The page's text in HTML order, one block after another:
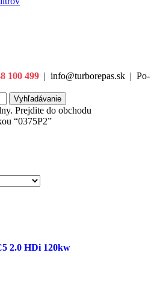
100 499 | info@turborepas.sk | Po-
Vyhľadávanie
Prejdite do obchodu
“0375P2”
2.0 HDi 120kw